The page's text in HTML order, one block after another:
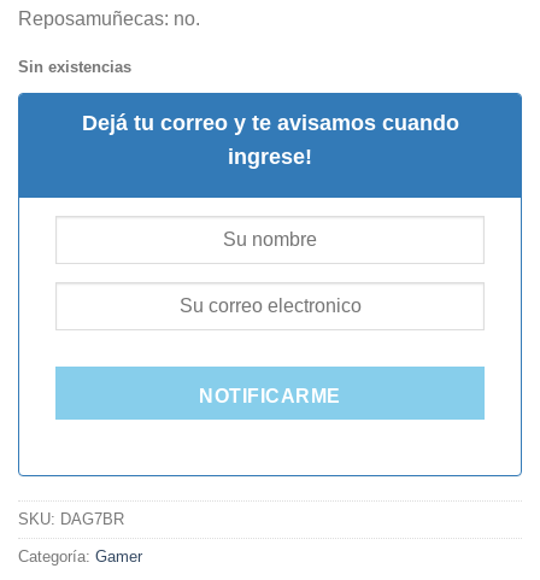
Reposamuñecas: no.
Sin existencias
Dejá tu correo y te avisamos cuando
ingrese!
NOTIFICARME
SKU: DAG7BR
Categoría: Gamer